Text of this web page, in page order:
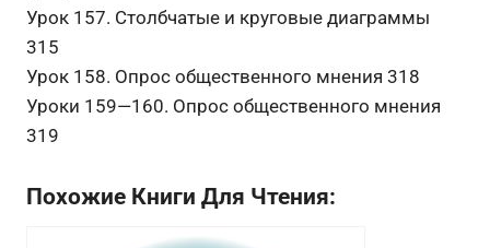
Урок 157. Столбчатые и круговые диаграммы
315
Урок 158. Опрос общественного мнения 318
Уроки 159—160. Опрос общественного мнения
319
Похожие Книги Для Чтения: